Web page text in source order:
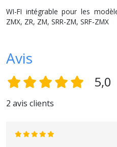
WI-FI intégrable pour les
ZMX, ZR, ZM, SRR-ZM, SRF-ZMX
Avis
5,0
2 avis clients